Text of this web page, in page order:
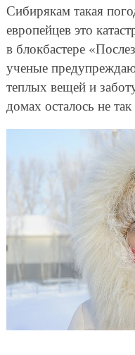
Сибирякам такая
европейцев это
в блокбастере
ученые
теплых вещей и
домах осталось не